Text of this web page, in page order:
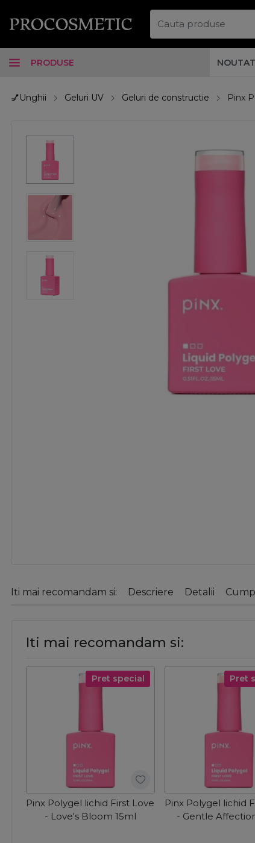
PRODUSE
💅Unghii Geluri UV Geluri de constructie Pinx
Iti mai recomandam si: Descriere Detalii
Iti mai recomandam si:
Pret special
Pinx Polygel lichid First Love
- Love's Bloom 15ml
Pret
Pinx Polygel lichid
- Gentle